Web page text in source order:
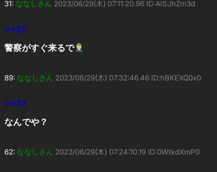
31: ななしさん 2023/06/29(木) 07:11:20.96 ID:AlSJhZm3d
>>21
警察がすぐ来るで
89: ななしさん 2023/06/29(木) 07:32:46.46 ID:hBKEXQ0x0
>>31
なんでや？
62: ななしさん 2023/06/29(木) 07:24:10.19 ID:0WtkdXmP0